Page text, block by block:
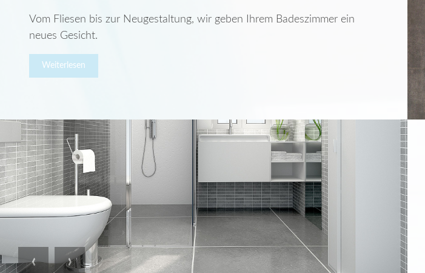
Vom Fliesen bis zur Neugestaltung, wir geben Ihrem Badeszimmer ein
neues Gesicht.
Weiterlesen